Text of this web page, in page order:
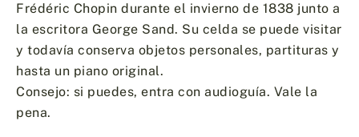
Frédéric Chopin durante el invierno de 1838 junto a
la escritora George Sand. Su celda se puede visitar
y todavía conserva objetos personales, partituras y
hasta un piano original.
Consejo: si puedes, entra con audioguía. Vale la
pena.